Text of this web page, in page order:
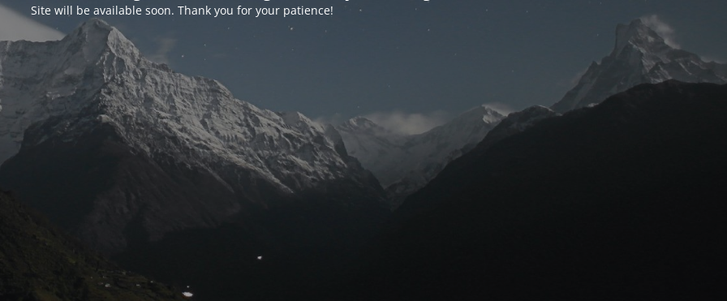
Site will be available soon. Thank you for your patience!